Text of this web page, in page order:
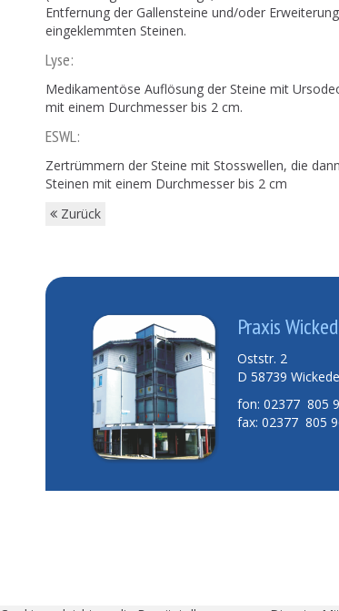
Entfernung der Gallensteine und/oder
eingeklemmten Steinen.
Lyse:
Medikamentöse Auflösung der Steine mit
mit einem Durchmesser bis 2 cm.
ESWL:
Zertrümmern der Steine mit Stosswellen, die
Steinen mit einem Durchmesser bis 2 cm
Zurück
Praxis
Oststr. 2
D 58739 Wickede
fon: 02377 805
fax: 02377 805